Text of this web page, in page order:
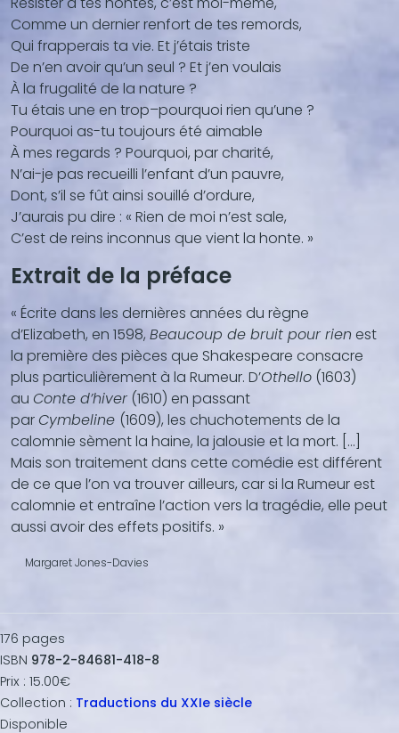
Comme un dernier renfort de tes remords,
Qui frapperais ta vie. Et j’étais triste
De n’en avoir qu’un seul ? Et j’en voulais
À la frugalité de la nature ?
Tu étais une en trop–pourquoi rien qu’une ?
Pourquoi as-tu toujours été aimable
À mes regards ? Pourquoi, par charité,
N’ai-je pas recueilli l’enfant d’un pauvre,
Dont, s’il se fût ainsi souillé d’ordure,
J’aurais pu dire : « Rien de moi n’est sale,
C’est de reins inconnus que vient la honte. »
Extrait de la préface
« Écrite dans les dernières années du règne
d’Elizabeth, en 1598, Beaucoup de bruit pour rien est
la première des pièces que Shakespeare consacre
plus particulièrement à la Rumeur. D’Othello (1603)
au Conte d’hiver (1610) en passant
par Cymbeline (1609), les chuchotements de la
calomnie sèment la haine, la jalousie et la mort. […]
Mais son traitement dans cette comédie est différent
de ce que l’on va trouver ailleurs, car si la Rumeur est
calomnie et entraîne l’action vers la tragédie, elle peut
aussi avoir des effets positifs. »
Margaret Jones-Davies
176 pages
ISBN 978-2-84681-418-8
Prix : 15.00€
Collection : Traductions du XXIe siècle
Disponible